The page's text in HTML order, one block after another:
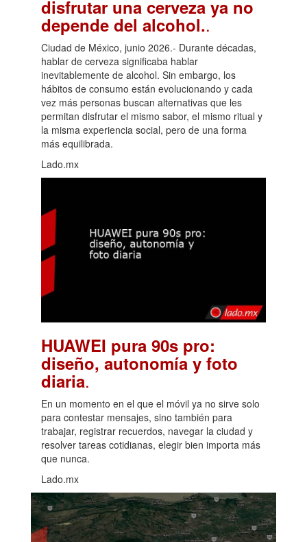
disfrutar una cerveza ya no
depende del alcohol..
Ciudad de México, junio 2026.- Durante décadas,
hablar de cerveza significaba hablar
inevitablemente de alcohol. Sin embargo, los
hábitos de consumo están evolucionando y cada
vez más personas buscan alternativas que les
permitan disfrutar el mismo sabor, el mismo ritual y
la misma experiencia social, pero de una forma
más equilibrada.
Lado.mx
HUAWEI pura 90s pro:
diseño, autonomía y foto
diaria.
En un momento en el que el móvil ya no sirve solo
para contestar mensajes, sino también para
trabajar, registrar recuerdos, navegar la ciudad y
resolver tareas cotidianas, elegir bien importa más
que nunca.
Lado.mx